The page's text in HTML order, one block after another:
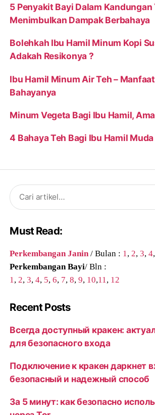
5 Penyakit Bayi Dalam Kandungan
Menimbulkan Dampak Berbahaya
Bolehkah Ibu Hamil Minum Kopi
Adakah Resikonya ?
Ibu Hamil Minum Air Teh –
Bahayanya
Minum Vegeta Bagi Ibu Hamil,
4 Bahaya Teh Bagi Ibu Hamil
Search
for:
Must Read:
Perkembangan Janin/ Bulan : 1,2,3,4,
Perkembangan Bayi/ Bln :
1,2,3,4, 5,6, 7,8,9, 10,11, 12
Recent Posts
Всегда доступный кракен:
для безопасного входа
Подключение к кракен даркнет
безопасный и надежный способ
За 5 минут: как безопасно